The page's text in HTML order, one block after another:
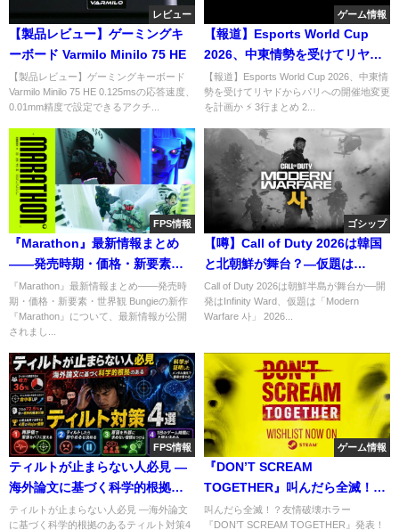
レビュー
【製品レビュー】ゲーミングキ
ーボード Varmilo Minilo 75 HE
【製品レビュー】ゲーミングキーボード
Varmilo Minilo 75 HE 0.125msの応答速度、
0.01mm精度で設定できるアクチ...
ゲーム情報
【報道】Esports World Cup
2026、中東情勢を受けてリヤド
からパリへの開催地変更を計画
か
【報道】Esports World Cup 2026、中東情
勢を受けてリヤドからパリへの開催地変更
を計画か ⚡ 3行まとめ 2...
FPS情報
『Marathon』最新情報まとめ
――発売時期・価格・新要素な
ど
『Marathon』最新情報まとめ――発売時
期・価格・新要素・世界観 Bungieの新作
『Marathon』について、最新情報が公開
されまし...
ゴシップ
【噂】Call of Duty 2026は韓国
と北朝鮮が舞台？―仮題は
「Modern Warfare 사」
Call of Duty 2026は朝鮮半島が舞台か―開
発はInfinity Ward、仮題は「Modern
Warfare 사」 2026...
FPS情報
ティルトが止まらない人必見 ―
海外論文に基づく科学的根拠の
あるティルト対策4選
ティルトが止まらない人必見 ―海外論文
に基づく科学的根拠のあるティルト対策4
ゲーム情報
『DON’T SCREAM
TOGETHER』叫んだら全滅！？
友情破壊ホラゲー発表！—VC必
叫んだら全滅！？友情破壊ホラー
『DON’T SCREAM TOGETHER』発表！